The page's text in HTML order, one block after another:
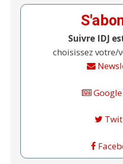
Suivre IDJ
choisissez votre/
Google